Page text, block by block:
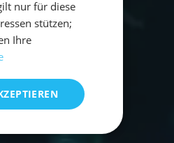
nur für diese
stützen;
Ihre